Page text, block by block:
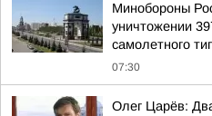
Минобороны
уничтожении
самолетного
07:30
Олег Царёв: